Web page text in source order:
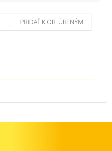
PRIDAŤ K OBĽÚBENÝM